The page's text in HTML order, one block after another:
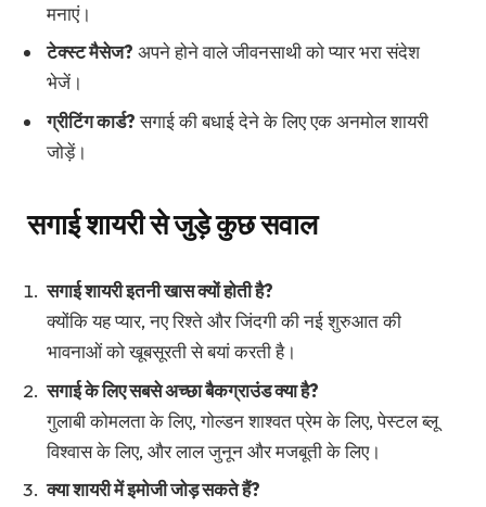
मनाएं।
टेक्स्ट मैसेज? अपने होने वाले जीवनसाथी को प्यार भरा संदेश
भेजें।
ग्रीटिंग कार्ड?सगाई की बधाई देने के लिए एक अनमोल शायरी
जोड़ें।
सगाई शायरी से जुड़े कुछ सवाल
सगाई शायरी इतनी खास क्यों होती है?
क्योंकि यह प्यार, नए रिश्ते और जिंदगी की नई शुरुआत की
भावनाओं को खूबसूरती से बयां करती है।
सगाई के लिए सबसे अच्छा बैकग्राउंड क्या है?
गुलाबी कोमलता के लिए, गोल्डन शाश्वत प्रेम के लिए, पेस्टल ब्लू
विश्वास के लिए, और लाल जुनून और मजबूती के लिए।
क्या शायरी में इमोजी जोड़ सकते हैं?